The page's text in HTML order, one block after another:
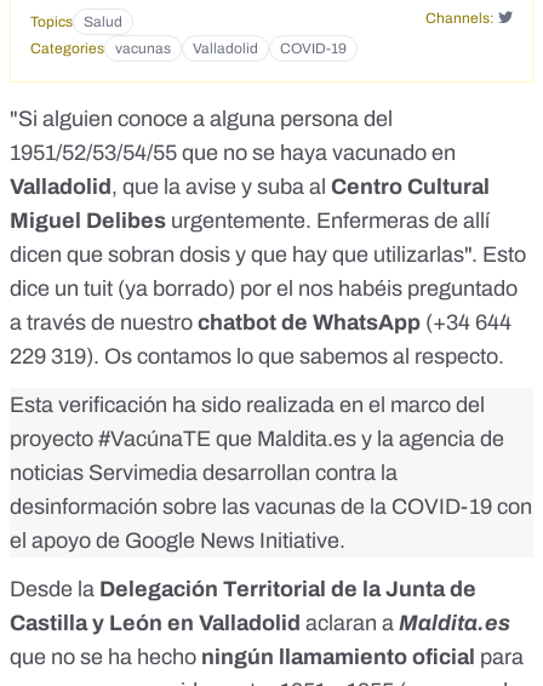
Topics Salud
Channels:
Categories
vacunas Valladolid COVID-19
"Si alguien conoce a alguna persona del
1951/52/53/54/55 que no se haya vacunado en
Valladolid , que la avise y suba al Centro Cultural
Miguel Delibes urgentemente. Enfermeras de allí
dicen que sobran dosis y que hay que utilizarlas". Esto
dice un tuit (ya borrado) por el nos habéis preguntado
a través de nuestro chatbot de WhatsApp (+34 644
229 319). Os contamos lo que sabemos al respecto.
Esta verificación ha sido realizada en el marco del
proyecto #VacúnaTE que Maldita.es y la agencia de
noticias Servimedia desarrollan contra la
desinformación sobre las vacunas de la COVID-19 con
el apoyo de Google News Initiative.
Desde la Delegación Territorial de la Junta de
Castilla y León en Valladolid aclaran a Maldita.es
que no se ha hecho ningún llamamiento oficial para